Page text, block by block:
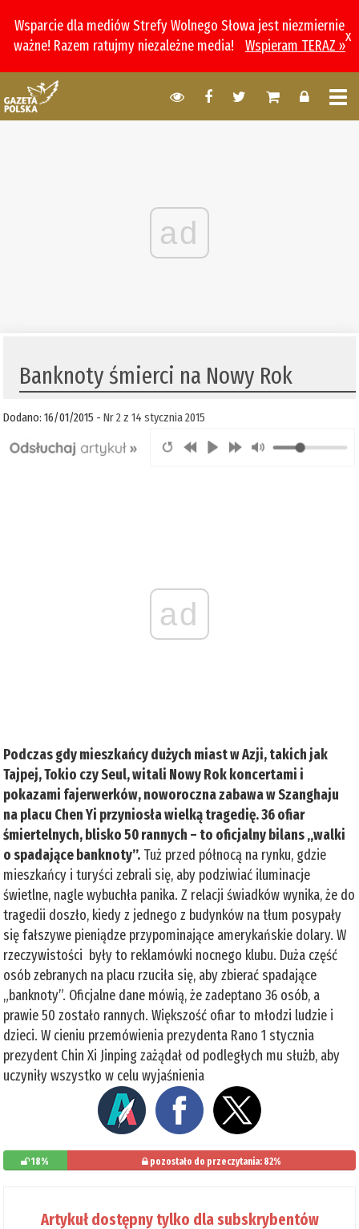
Wsparcie dla mediów Strefy Wolnego Słowa jest niezmiernie
ważne! Razem ratujmy niezależne media!
Wspieram TERAZ »
x
ad
Banknoty śmierci na Nowy Rok
Dodano: 16/01/2015 -Nr 2 z 14 stycznia 2015
ad
Podczas gdy mieszkańcy dużych miast w Azji, takich jak
Tajpej, Tokio czy Seul, witali Nowy Rok koncertami i
pokazami fajerwerków, noworoczna zabawa w Szanghaju
na placu Chen Yi przyniosła wielką tragedię. 36 ofiar
śmiertelnych, blisko 50 rannych – to oficjalny bilans „walki
o spadające banknoty”. Tuż przed północą na rynku, gdzie
mieszkańcy i turyści zebrali się, aby podziwiać iluminacje
świetlne, nagle wybuchła panika. Z relacji świadków wynika, że do
tragedii doszło, kiedy z jednego z budynków na tłum posypały
się fałszywe pieniądze przypominające amerykańskie dolary. W
rzeczywistości były to reklamówki nocnego klubu. Duża część
osób zebranych na placu rzuciła się, aby zbierać spadające
„banknoty”. Oficjalne dane mówią, że zadeptano 36 osób, a
prawie 50 zostało rannych. Większość ofiar to młodzi ludzie i
dzieci. W cieniu przemówienia prezydenta Rano 1 stycznia
prezydent Chin Xi Jinping zażądał od podległych mu służb, aby
uczyniły wszystko w celu wyjaśnienia
18% pozostało do przeczytania: 82%
Artykuł dostępny tylko dla subskrybentów